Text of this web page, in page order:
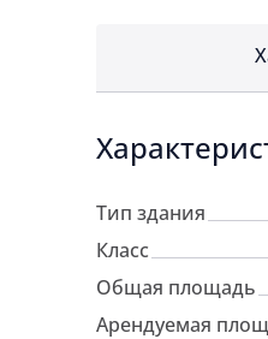
Тип здания
Класс
Общая площадь
Арендуемая